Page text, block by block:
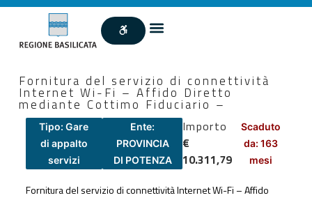
Fornitura del servizio di connettività
Internet Wi-Fi – Affido Diretto
mediante Cottimo Fiduciario –
Tipo: Gare
di appalto
servizi
Ente:
PROVINCIA
DI POTENZA
Importo
€
10.311,79
Scaduto
da: 163
mesi
Fornitura del servizio di connettività Internet Wi-Fi – Affido